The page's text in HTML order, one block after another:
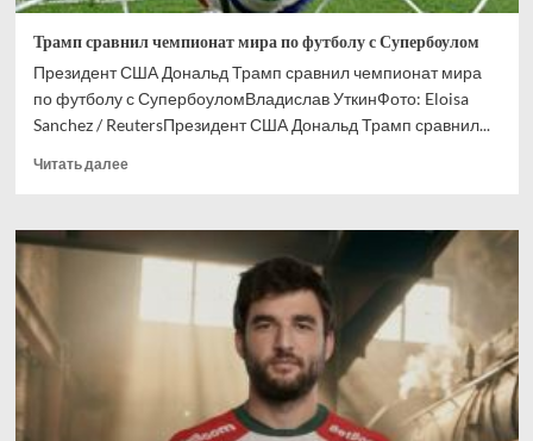
Трамп сравнил чемпионат мира по футболу с Супербоулом
Президент США Дональд Трамп сравнил чемпионат мира
по футболу с СупербоуломВладислав УткинФото: Eloisa
Sanchez / ReutersПрезидент США Дональд Трамп сравнил...
Читать далееПрочитать
Трамп
сравнил
по